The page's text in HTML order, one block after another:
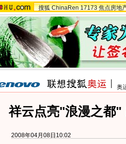
搜狐 ChinaRen 17173 焦点房地
奥
祥云点亮"浪漫之都"
2008年04月08日10:02